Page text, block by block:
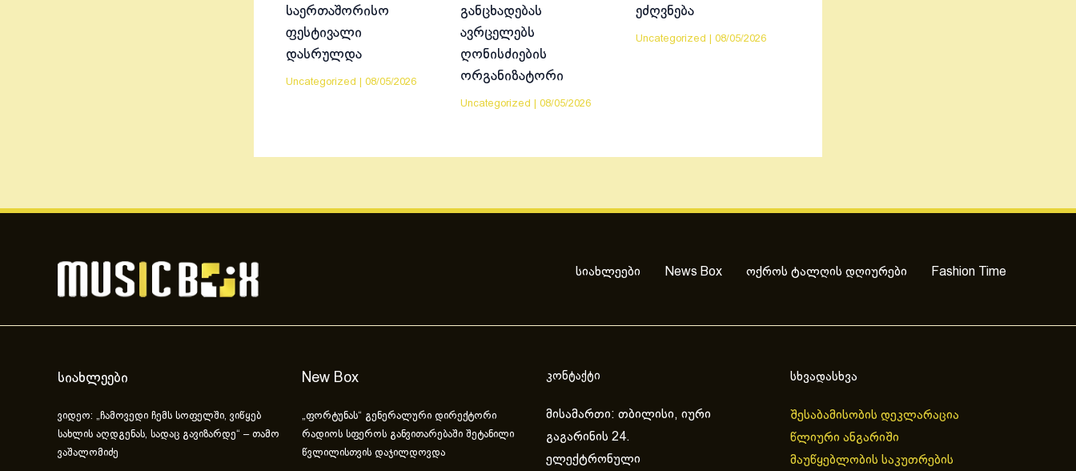
საერთაშორისო
ფესტივალი
დასრულდა
Uncategorized 08/05/2026
განცხადებას
ავრცელებს
ღონისძიების
ორგანიზატორი
Uncategorized |08/05/2026
ეძღვნება
Uncategorized 08/05/2026
სიახლეები News Box ოქროს ტალღის დღიურები Fashion Time
სიახლეები
ვიდეო: „ჩამოვედი ჩემს სოფელში, ვიწყებ
სახლის აღდგენას, სადაც გავიზარდე“ – თამო
ვაშალომიძე
New Box
„ფორტუნას“ გენერალური დირექტორი
რადიოს სფეროს განვითარებაში შეტანილი
წვლილისთვის დაჯილდოვდა
კონტაქტი
მისამართი: თბილისი, იური
გაგარინის 24.
ელექტრონული
სხვადასხვა
შესაბამისობის დეკლარაცია
წლიური ანგარიში
მაუწყებლობის საკუთრების